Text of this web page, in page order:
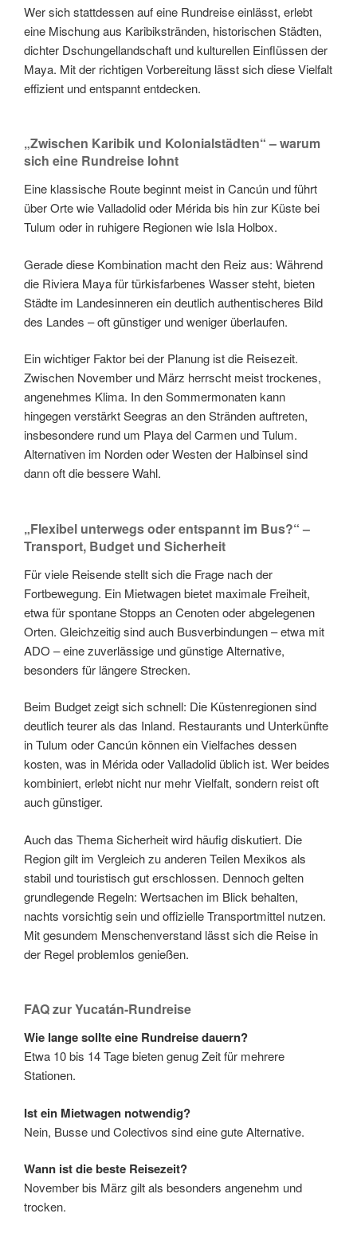
Wer sich stattdessen auf eine Rundreise einlässt, erlebt
eine Mischung aus Karibikstränden, historischen Städten,
dichter Dschungellandschaft und kulturellen Einflüssen der
Maya. Mit der richtigen Vorbereitung lässt sich diese Vielfalt
effizient und entspannt entdecken.
„Zwischen Karibik und Kolonialstädten“ – warum
sich eine Rundreise lohnt
Eine klassische Route beginnt meist in Cancún und führt
über Orte wie Valladolid oder Mérida bis hin zur Küste bei
Tulum oder in ruhigere Regionen wie Isla Holbox.
Gerade diese Kombination macht den Reiz aus: Während
die Riviera Maya für türkisfarbenes Wasser steht, bieten
Städte im Landesinneren ein deutlich authentischeres Bild
des Landes – oft günstiger und weniger überlaufen.
Ein wichtiger Faktor bei der Planung ist die Reisezeit.
Zwischen November und März herrscht meist trockenes,
angenehmes Klima. In den Sommermonaten kann
hingegen verstärkt Seegras an den Stränden auftreten,
insbesondere rund um Playa del Carmen und Tulum.
Alternativen im Norden oder Westen der Halbinsel sind
dann oft die bessere Wahl.
„Flexibel unterwegs oder entspannt im Bus?“ –
Transport, Budget und Sicherheit
Für viele Reisende stellt sich die Frage nach der
Fortbewegung. Ein Mietwagen bietet maximale Freiheit,
etwa für spontane Stopps an Cenoten oder abgelegenen
Orten. Gleichzeitig sind auch Busverbindungen – etwa mit
ADO – eine zuverlässige und günstige Alternative,
besonders für längere Strecken.
Beim Budget zeigt sich schnell: Die Küstenregionen sind
deutlich teurer als das Inland. Restaurants und Unterkünfte
in Tulum oder Cancún können ein Vielfaches dessen
kosten, was in Mérida oder Valladolid üblich ist. Wer beides
kombiniert, erlebt nicht nur mehr Vielfalt, sondern reist oft
auch günstiger.
Auch das Thema Sicherheit wird häufig diskutiert. Die
Region gilt im Vergleich zu anderen Teilen Mexikos als
stabil und touristisch gut erschlossen. Dennoch gelten
grundlegende Regeln: Wertsachen im Blick behalten,
nachts vorsichtig sein und offizielle Transportmittel nutzen.
Mit gesundem Menschenverstand lässt sich die Reise in
der Regel problemlos genießen.
FAQ zur Yucatán-Rundreise
Wie lange sollte eine Rundreise dauern?
Etwa 10 bis 14 Tage bieten genug Zeit für mehrere
Stationen.
Ist ein Mietwagen notwendig?
Nein, Busse und Colectivos sind eine gute Alternative.
Wann ist die beste Reisezeit?
November bis März gilt als besonders angenehm und
trocken.